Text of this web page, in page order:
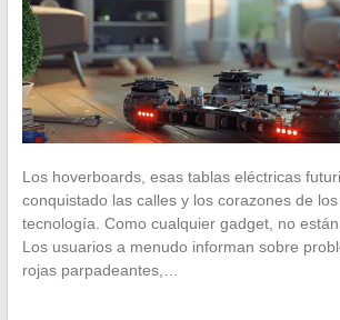
Los hoverboards, esas tablas eléctricas
conquistado las calles y los corazones de
tecnología. Como cualquier gadget, no
Los usuarios a menudo informan sobre
rojas parpadeantes,…